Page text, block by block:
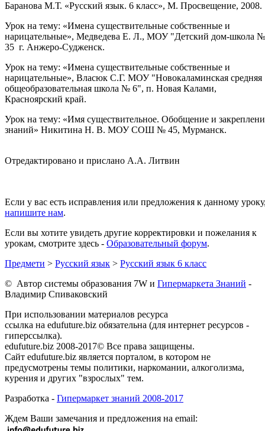
Баранова М.Т. «Русский язык. 6 класс», М. Просвещение, 2008.
Урок на тему: «Имена существительные собственные и
нарицательные», Медведева Е. Л., МОУ "Детский дом-школа №
35 г. Анжеро-Судженск.
Урок на тему: «Имена существительные собственные и
нарицательные», Власюк С.Г. МОУ "Новокаламинская средняя
общеобразовательная школа № 6", п. Новая Калами,
Красноярский край.
Урок на тему: «Имя существительное. Обобщение и
знаний» Никитина Н. В. МОУ СОШ № 45, Мурманск.
Отредактировано и прислано А.А. Литвин
Если у вас есть исправления или предложения к данному
напишите нам.
Если вы хотите увидеть другие корректировки и пожелания к
урокам, смотрите здесь - Образовательный форум.
Предмети > Русский язык > Русский язык 6 класс
© Автор системы образования 7W и Гипермаркета Знаний -
Владимир Спиваковский
При использовании материалов ресурса
ссылка на edufuture.biz обязательна (для интернет ресурсов -
гиперссылка).
edufuture.biz 2008-2017© Все права защищены.
Сайт edufuture.biz является порталом, в котором не
предусмотрены темы политики, наркомании, алкоголизма,
курения и других "взрослых" тем.
Разработка - Гипермаркет знаний 2008-2017
Ждем Ваши замечания и предложения на email: